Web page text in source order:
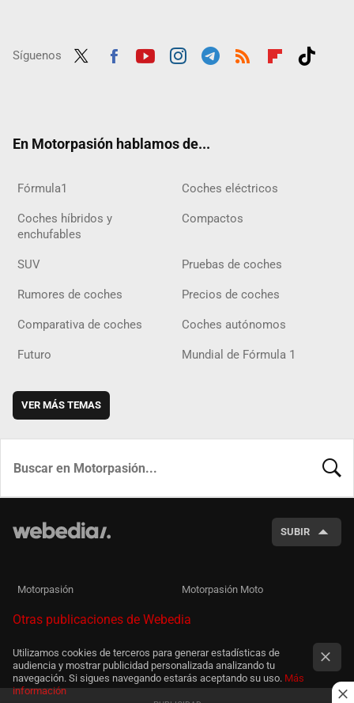
Síguenos
En Motorpasión hablamos de...
Fórmula1 Coches eléctricos
Coches híbridos y
enchufables
Compactos
SUV Pruebas de coches
Rumores de coches Precios de coches
Comparativa de coches Coches autónomos
Futuro Mundial de Fórmula 1
VER MÁS TEMAS
SUBIR
Motorpasión Motorpasión Moto
Otras publicaciones de Webedia
Utilizamos cookies de terceros para generar estadísticas de
audiencia y mostrar publicidad personalizada analizando tu
navegación. Si sigues navegando estarás aceptando su uso. Más
información